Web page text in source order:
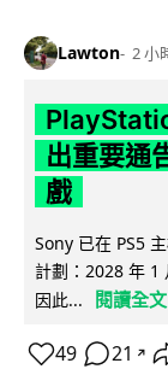
Lawton 2 小
出重要通
戲
Sony 已在 PS5
計劃：2028 年 1
因此...
閱讀全文
49 21 ↗